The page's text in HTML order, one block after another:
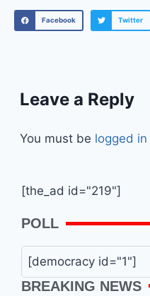
Facebook Twitter
Leave a Reply
You must be logged in
[the_ad id="219"]
POLL
[democracy id="1"]
BREAKING NEWS